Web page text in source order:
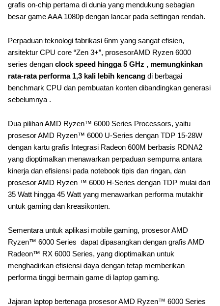
grafis on-chip pertama di dunia yang mendukung sebagian
besar game AAA 1080p dengan lancar pada settingan rendah.
Perpaduan teknologi fabrikasi 6nm yang sangat efisien,
arsitektur CPU core “Zen 3+”, prosesorAMD Ryzen 6000
series dengan clock speed hingga 5 GHz , memungkinkan
rata-rata performa 1,3 kali lebih kencang di berbagai
benchmark CPU dan pembuatan konten dibandingkan generasi
sebelumnya .
Dua pilihan AMD Ryzen™ 6000 Series Processors, yaitu
prosesor AMD Ryzen™ 6000 U-Series dengan TDP 15-28W
dengan kartu grafis Integrasi Radeon 600M berbasis RDNA2
yang dioptimalkan menawarkan perpaduan sempurna antara
kinerja dan efisiensi pada notebook tipis dan ringan, dan
prosesor AMD Ryzen ™ 6000 H-Series dengan TDP mulai dari
35 Watt hingga 45 Watt yang menawarkan performa mutakhir
untuk gaming dan kreasikonten.
Sementara untuk aplikasi mobile gaming, prosesor AMD
Ryzen™ 6000 Series dapat dipasangkan dengan grafis AMD
Radeon™ RX 6000 Series, yang dioptimalkan untuk
menghadirkan efisiensi daya dengan tetap memberikan
performa tinggi bermain game di laptop gaming.
Jajaran laptop bertenaga prosesor AMD Ryzen™ 6000 Series